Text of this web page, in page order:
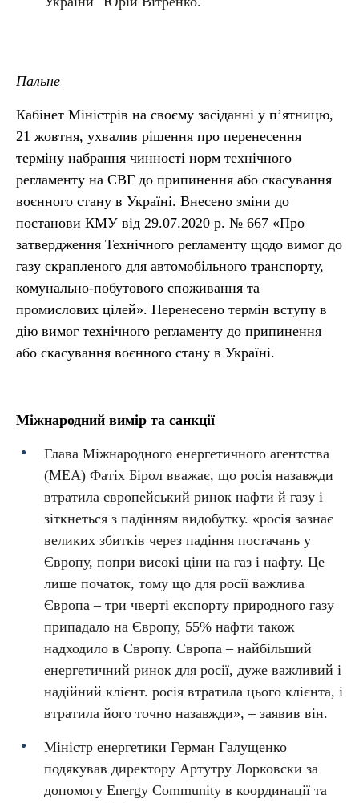
Пальне
Кабінет Міністрів на своєму засіданні у п’ятницю,
21 жовтня, ухвалив рішення про перенесення
терміну набрання чинності норм технічного
регламенту на СВГ до припинення або скасування
воєнного стану в Україні. Внесено зміни до
постанови КМУ від 29.07.2020 р. № 667 «Про
затвердження Технічного регламенту щодо вимог до
газу скрапленого для автомобільного транспорту,
комунально-побутового споживання та
промислових цілей». Перенесено термін вступу в
дію вимог технічного регламенту до припинення
або скасування воєнного стану в Україні.
Міжнародний вимір та санкції
Глава Міжнародного енергетичного агентства
(МЕА) Фатіх Бірол вважає, що росія назавжди
втратила європейський ринок нафти й газу і
зіткнеться з падінням видобутку. «росія зазнає
великих збитків через падіння постачань у
Європу, попри високі ціни на газ і нафту. Це
лише початок, тому що для росії важлива
Європа – три чверті експорту природного газу
припадало на Європу, 55% нафти також
надходило в Європу. Європа – найбільший
енергетичний ринок для росії, дуже важливий і
надійний клієнт. росія втратила цього клієнта, і
втратила його точно назавжди», – заявив він.
Міністр енергетики Герман Галущенко
подякував директору Артутру Лорковски за
допомогу Energy Community в координації та